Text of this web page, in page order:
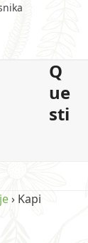
Q
ue
sti
› Kapi